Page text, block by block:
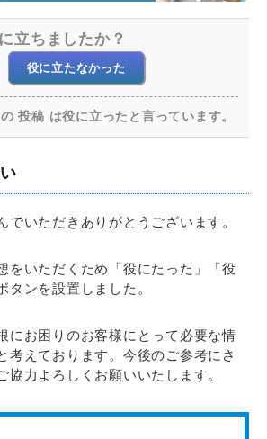
立ちましたか？
役に立たなかった
投稿 は役に立ったと言っています。
でいただきありがとうございます。
をいただくため「役にたった」「役
タンを設置しました。
にお困りのお客様にとって必要な情
考えております。今後のご参考にさ
協力よろしくお願いいたします。